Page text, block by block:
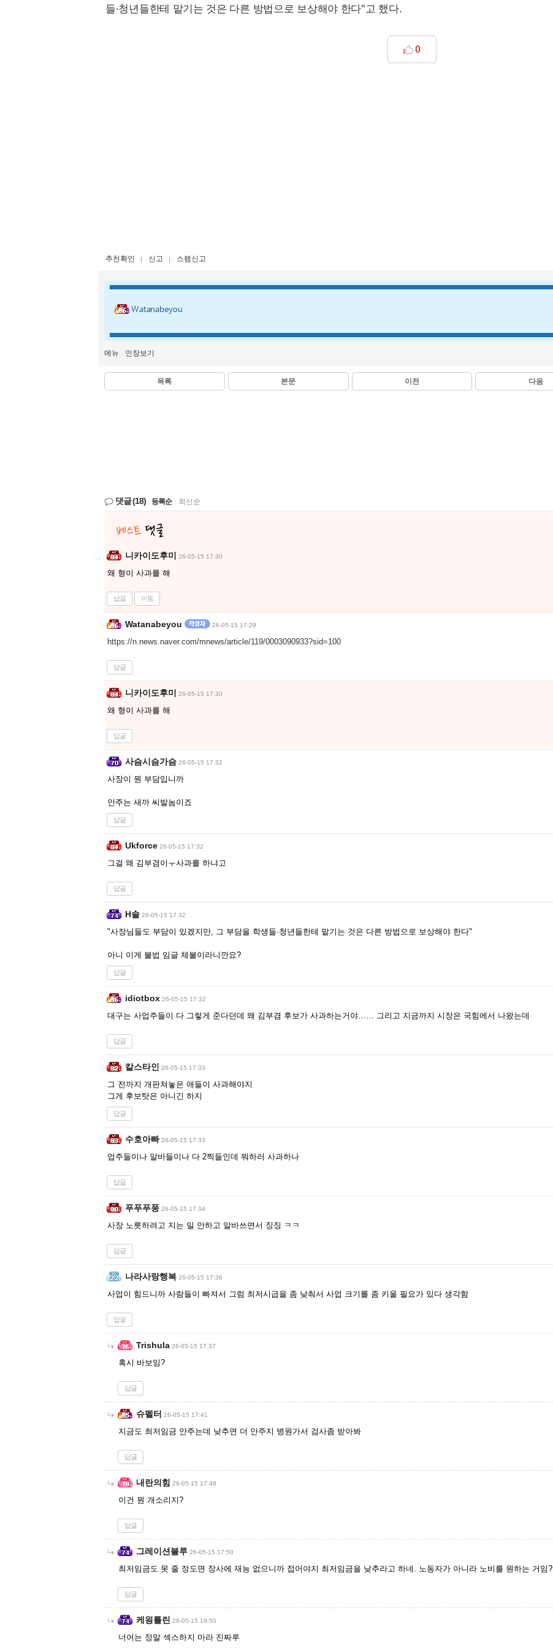
들·청년들한테 맡기는 것은 다른 방법으로 보상해야 한다"고 했다.
0
추천확인 신고 스팸신고
Watanabeyou
메뉴 인장보기
목록 본문 이전 다음
댓글(18) 등록순 최신순
니카이도후미 26-05-15 17:30
왜 형이 사과를 해
답글 이동
Watanabeyou 26-05-15 17:29
https://n.news.naver.com/mnews/article/119/0003090933?sid=100
답글
니카이도후미 26-05-15 17:30
왜 형이 사과를 해
답글
사슴시슴가슴 26-05-15 17:32
사장이 뭔 부담입니까
안주는 새까 씨발놈이죠
답글
Ukforce 26-05-15 17:32
그걸 왜 김부겸이ㅜ사과를 하냐고
답글
H솔 26-05-15 17:32
"사장님들도 부담이 있겠지만, 그 부담을 학생들·청년들한테 맡기는 것은 다른 방법으로 보상해야 한다"
아니 이게 불법 임글 체불이라니깐요?
답글
idiotbox 26-05-15 17:32
대구는 사업주들이 다 그렇게 준다던데 왜 김부겸 후보가 사과하는거야…… 그리고 지금까지 시장은 국힘에서 나왔는데
답글
칼스타인 26-05-15 17:33
그 전까지 개판쳐놓은 애들이 사과해야지
그게 후보탓은 아니긴 하지
답글
수호아빠 26-05-15 17:33
업주들이나 알바들이나 다 2찍들인데 뭐하러 사과하나
답글
푸푸푸풍 26-05-15 17:34
사장 노릇하려고 지는 일 안하고 알바쓰면서 징징 ㅋㅋ
답글
나라사랑행복 26-05-15 17:36
사업이 힘드니까 사람들이 빠져서 그럼 최저시급을 좀 낮춰서 사업 크기를 좀 키울 필요가 있다 생각함
답글
Trishula 26-05-15 17:37
혹시 바보임?
답글
슈펠터 26-05-15 17:41
지금도 최저임금 안주는데 낮추면 더 안주지 병원가서 검사좀 받아봐
답글
내란의힘 26-05-15 17:48
이건 뭔 개소리지?
답글
그레이션블루 26-05-15 17:50
최저임금도 못 줄 정도면 장사에 재능 없으니까 접어야지 최저임금을 낮추라고 하네. 노동자가 아니라 노비를 원하는 거임?
답글
케읭틀린 26-05-15 19:50
너어는 정말 섹스하지 마라 진짜루